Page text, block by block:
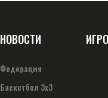
НОВОСТИ
Федерация
Баскетбол 3х3